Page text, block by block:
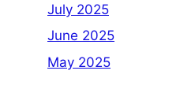
July 2025
June 2025
May 2025